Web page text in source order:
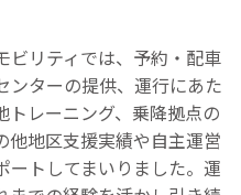
ビリティでは、予約・配車
ンターの提供、運行にあた
トレーニング、乗降拠点の
他地区支援実績や自主運営
ートしてまいりました。運